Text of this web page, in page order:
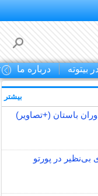
بیتوته درباره ما
باستان (+تصاویر)
بی‌نظیر در پورتو
بیشتر